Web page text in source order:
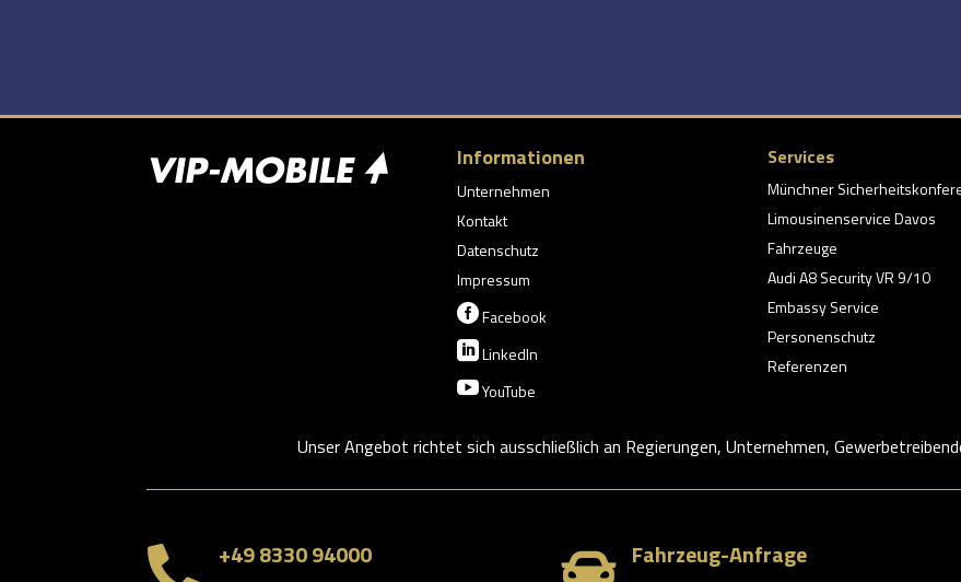
Informationen
Unternehmen
Kontakt
Datenschutz
Impressum
Facebook
LinkedIn
YouTube
Services
Münchner
Limousinenservice Davos
Fahrzeuge
Audi A8 Security VR 9/10
Embassy Service
Personenschutz
Referenzen
Unser Angebot richtet sich ausschließlich an Regierungen, Unternehmen,
+49 8330 94000 Fahrzeug-Anfrage